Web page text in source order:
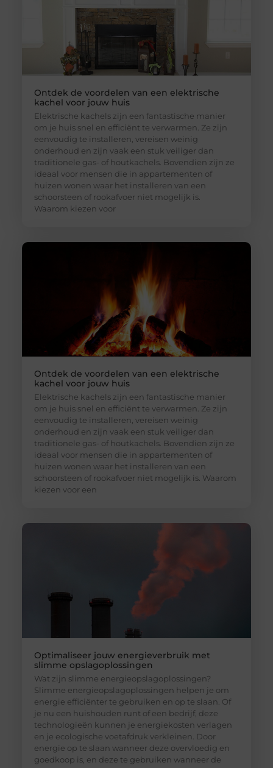
Ontdek de voordelen van een elektrische
kachel voor jouw huis
Elektrische kachels zijn een fantastische manier
om je huis snel en efficiënt te verwarmen. Ze zijn
eenvoudig te installeren, vereisen weinig
onderhoud en zijn vaak een stuk veiliger dan
traditionele gas- of houtkachels. Bovendien zijn ze
ideaal voor mensen die in appartementen of
huizen wonen waar het installeren van een
schoorsteen of rookafvoer niet mogelijk is.
Waarom kiezen voor
Ontdek de voordelen van een elektrische
kachel voor jouw huis
Elektrische kachels zijn een fantastische manier
om je huis snel en efficiënt te verwarmen. Ze zijn
eenvoudig te installeren, vereisen weinig
onderhoud en zijn vaak een stuk veiliger dan
traditionele gas- of houtkachels. Bovendien zijn ze
ideaal voor mensen die in appartementen of
huizen wonen waar het installeren van een
schoorsteen of rookafvoer niet mogelijk is. Waarom
kiezen voor een
Optimaliseer jouw energieverbruik met
slimme opslagoplossingen
Wat zijn slimme energieopslagoplossingen?
Slimme energieopslagoplossingen helpen je om
energie efficiënter te gebruiken en op te slaan. Of
je nu een huishouden runt of een bedrijf, deze
technologieën kunnen je energiekosten verlagen
en je ecologische voetafdruk verkleinen. Door
energie op te slaan wanneer deze overvloedig en
goedkoop is, en deze te gebruiken wanneer de